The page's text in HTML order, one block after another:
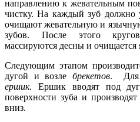
направлению к жевательным
чистку. На каждый зуб должно
очищают жевательную и
зубов. После этого
массируются десны и очищается
Следующим этапом
дугой и возле брекетов. Для
ершик. Ершик вводят под
поверхности зуба и
вниз.